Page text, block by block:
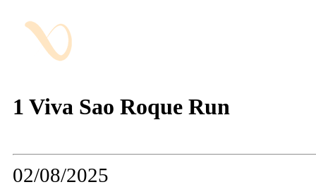
1 Viva Sao Roque Run
02/08/2025